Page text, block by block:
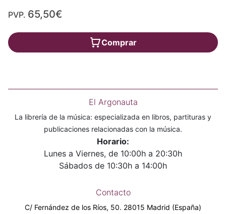
PVP. 65,50€
Comprar
El Argonauta
La librería de la música: especializada en libros, partituras y
publicaciones relacionadas con la música.
Horario:
Lunes a Viernes, de 10:00h a 20:30h
Sábados de 10:30h a 14:00h
Contacto
C/ Fernández de los Ríos, 50. 28015 Madrid (España)